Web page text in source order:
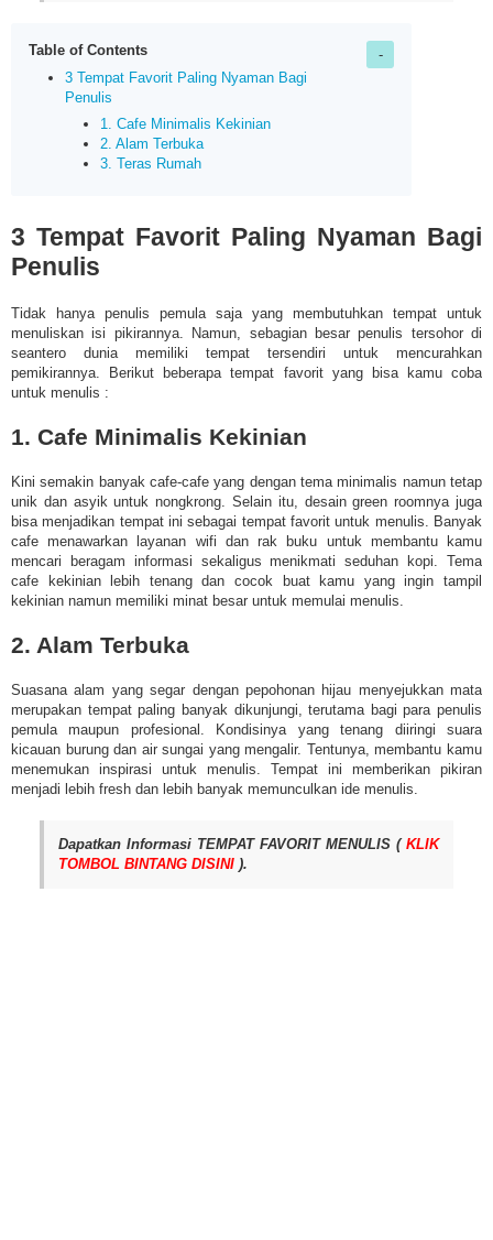
Table of Contents
3 Tempat Favorit Paling Nyaman Bagi
Penulis
1. Cafe Minimalis Kekinian
2. Alam Terbuka
3. Teras Rumah
3 Tempat Favorit Paling Nyaman Bagi
Penulis
Tidak hanya penulis pemula saja yang membutuhkan tempat untuk
menuliskan isi pikirannya. Namun, sebagian besar penulis tersohor di
seantero dunia memiliki tempat tersendiri untuk mencurahkan
pemikirannya. Berikut beberapa tempat favorit yang bisa kamu coba
untuk menulis :
1. Cafe Minimalis Kekinian
Kini semakin banyak cafe-cafe yang dengan tema minimalis namun tetap
unik dan asyik untuk nongkrong. Selain itu, desain green roomnya juga
bisa menjadikan tempat ini sebagai tempat favorit untuk menulis. Banyak
cafe menawarkan layanan wifi dan rak buku untuk membantu kamu
mencari beragam informasi sekaligus menikmati seduhan kopi. Tema
cafe kekinian lebih tenang dan cocok buat kamu yang ingin tampil
kekinian namun memiliki minat besar untuk memulai menulis.
2. Alam Terbuka
Suasana alam yang segar dengan pepohonan hijau menyejukkan mata
merupakan tempat paling banyak dikunjungi, terutama bagi para penulis
pemula maupun profesional. Kondisinya yang tenang diiringi suara
kicauan burung dan air sungai yang mengalir. Tentunya, membantu kamu
menemukan inspirasi untuk menulis. Tempat ini memberikan pikiran
menjadi lebih fresh dan lebih banyak memunculkan ide menulis.
Dapatkan Informasi TEMPAT FAVORIT MENULIS ( KLIK
TOMBOL BINTANG DISINI ).